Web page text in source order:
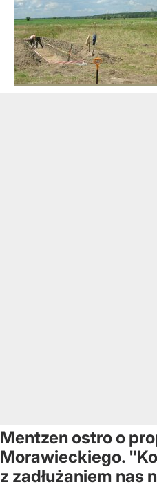
Mentzen ostro o
Morawieckiego.
z zadłużaniem nas